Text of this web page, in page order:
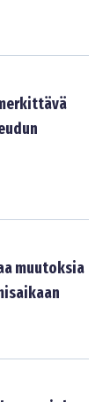
muutoksia